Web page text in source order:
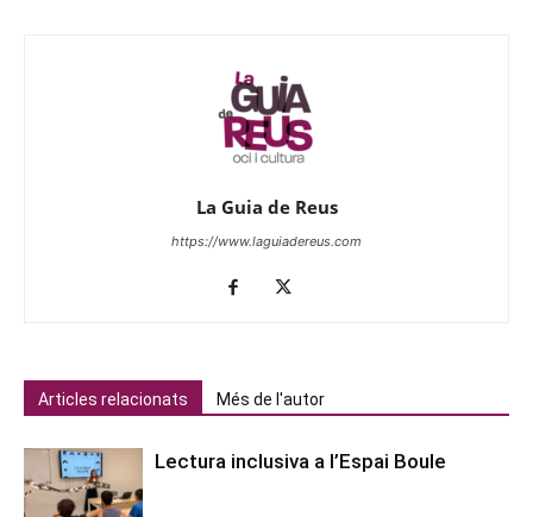
La Guia de Reus
https://www.laguiadereus.com
Articles relacionats Més de l'autor
Lectura inclusiva a l’Espai Boule